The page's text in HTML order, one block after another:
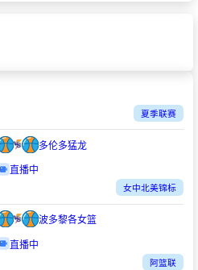
夏季联赛
多伦多猛龙
直播中
女中北美锦标
波多黎各女篮
直播中
阿篮联